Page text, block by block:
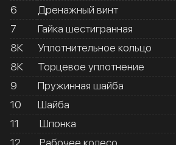
6
Дренажный винт
7
Гайка шестигранная
8К
Уплотнительное кольцо
8К
Торцевое уплотнение
9
Пружинная шайба
10
Шайба
11
Шпонка
12
Рабочее колесо